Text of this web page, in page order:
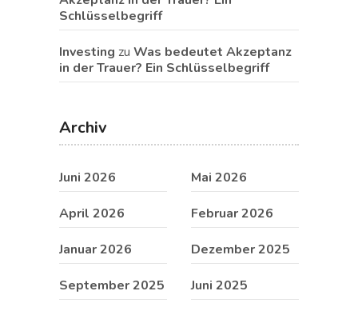
Schlüsselbegriff
Investing zu Was bedeutet Akzeptanz
in der Trauer? Ein Schlüsselbegriff
Archiv
Juni 2026 Mai 2026
April 2026 Februar 2026
Januar 2026 Dezember 2025
September 2025 Juni 2025